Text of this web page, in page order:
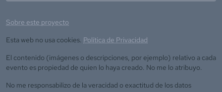
Sobre este proyecto
Esta web no usa cookies. Política de Privacidad
El contenido (imágenes o descripciones, por ejemplo) relativo a cada
evento es propiedad de quien lo haya creado. No me lo atribuyo.
No me responsabilizo de la veracidad o exactitud de los datos